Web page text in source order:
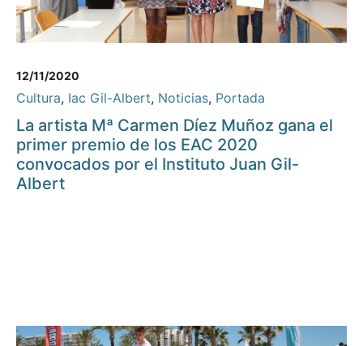
12/11/2020
Cultura, Iac Gil-Albert, Noticias, Portada
La artista Mª Carmen Díez Muñoz gana el
primer premio de los EAC 2020
convocados por el Instituto Juan Gil-
Albert